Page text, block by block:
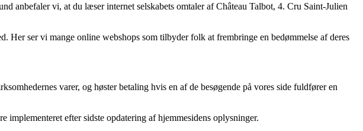
anbefaler vi, at du læser internet selskabets omtaler af Château Talbot, 4. Cru Saint-Julien
ser vi mange online webshops som tilbyder folk at frembringe en bedømmelse af deres
varer, og høster betaling hvis en af de besøgende på vores side fuldfører en
efter sidste opdatering af hjemmesidens oplysninger.